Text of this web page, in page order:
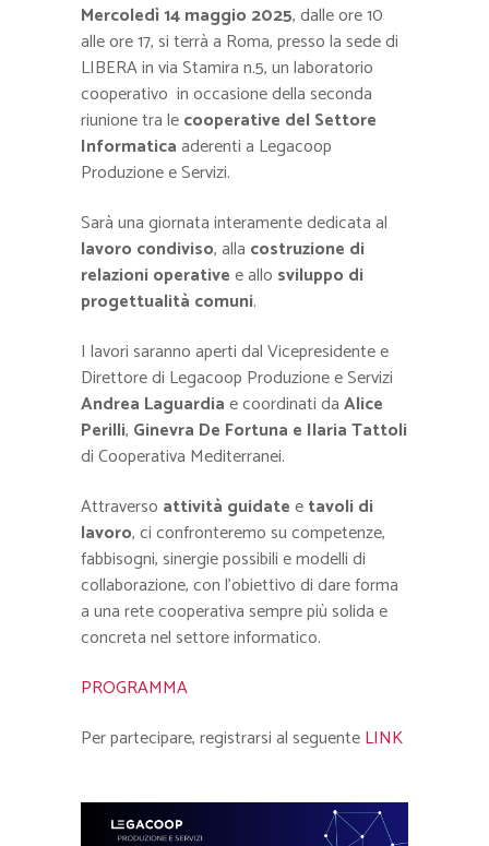
Mercoledì 14 maggio 2025, dalle ore 10
alle ore 17, si terrà a Roma, presso la sede di
LIBERA in via Stamira n.5, un laboratorio
cooperativo in occasione della seconda
riunione tra lecooperative del Settore
Informaticaaderenti a Legacoop
Produzione e Servizi.
Sarà una giornata interamente dedicata al
lavoro condiviso, alla costruzione di
relazioni operativee allo sviluppo di
progettualità comuni.
I lavori saranno aperti dal Vicepresidente e
Direttore di Legacoop Produzione e Servizi
Andrea Laguardiae coordinati daAlice
Perilli, Ginevra De Fortuna e Ilaria Tattoli
di Cooperativa Mediterranei.
Attraverso attività guidateetavoli di
lavoro, ci confronteremo su competenze,
fabbisogni, sinergie possibili e modelli di
collaborazione, con l’obiettivo di dare forma
a una rete cooperativa sempre più solida e
concreta nel settore informatico.
PROGRAMMA
Per partecipare, registrarsi al seguenteLINK